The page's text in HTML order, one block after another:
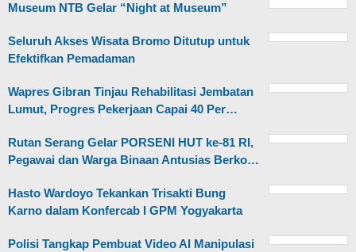
Museum NTB Gelar “Night at Museum”
Seluruh Akses Wisata Bromo Ditutup untuk
Efektifkan Pemadaman
Wapres Gibran Tinjau Rehabilitasi Jembatan
Lumut, Progres Pekerjaan Capai 40 Per…
Rutan Serang Gelar PORSENI HUT ke-81 RI,
Pegawai dan Warga Binaan Antusias Berko…
Hasto Wardoyo Tekankan Trisakti Bung
Karno dalam Konfercab I GPM Yogyakarta
Polisi Tangkap Pembuat Video AI Manipulasi